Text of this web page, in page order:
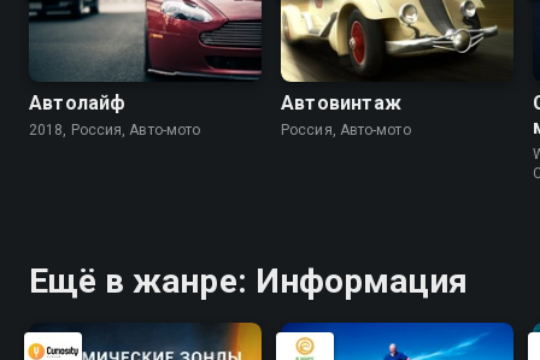
Автолайф
2018, Россия, Авто-мото
Автовинтаж
Россия, Авто-мото
Ещё в жанре: Информация